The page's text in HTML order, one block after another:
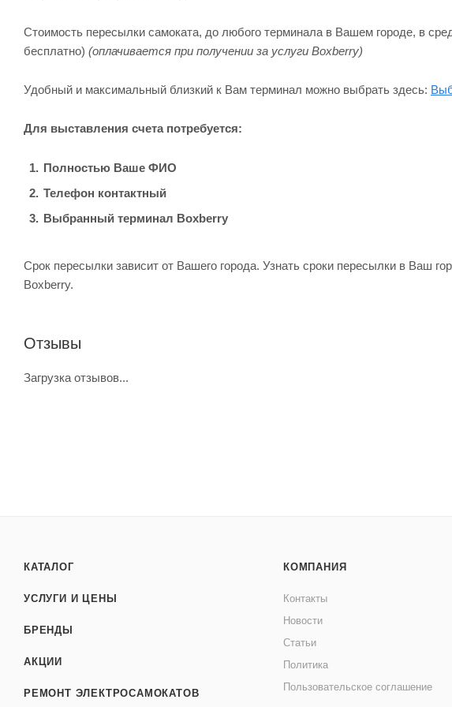
Стоимость пересылки самоката, до любого терминала в Вашем городе, в
бесплатно) (оплачивается при получении за услуги Boxberry)
Удобный и максимальный близкий к Вам терминал можно выбрать здесь:
Для выставления счета потребуется:
Полностью Ваше ФИО
Телефон контактный
Выбранный терминал Boxberry
Срок пересылки зависит от Вашего города. Узнать сроки пересылки в Ваш
Boxberry.
Отзывы
Загрузка отзывов...
КАТАЛОГ
УСЛУГИ И ЦЕНЫ
БРЕНДЫ
АКЦИИ
РЕМОНТ ЭЛЕКТРОСАМОКАТОВ
КОМПАНИЯ
Контакты
Новости
Статьи
Политика
Пользовательское соглашение